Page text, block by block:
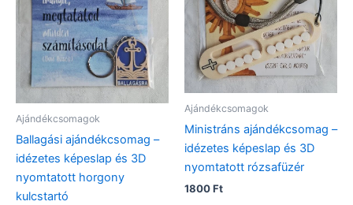
Ajándékcsomagok
Ballagási ajándékcsomag –
idézetes képeslap és 3D
nyomtatott horgony
kulcstartó
Ajándékcsomagok
Ministráns ajándékcsomag –
idézetes képeslap és 3D
nyomtatott rózsafüzér
1800Ft